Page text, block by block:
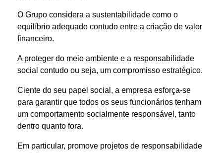
O Grupo considera a sustentabilidade como o
equilíbrio adequado contudo entre a criação de valor
financeiro.
A proteger do meio ambiente e a responsabilidade
social contudo ou seja, um compromisso estratégico.
Ciente do seu papel social, a empresa esforça-se
para garantir que todos os seus funcionários tenham
um comportamento socialmente responsável, tanto
dentro quanto fora.
Em particular, promove projetos de responsabilidade